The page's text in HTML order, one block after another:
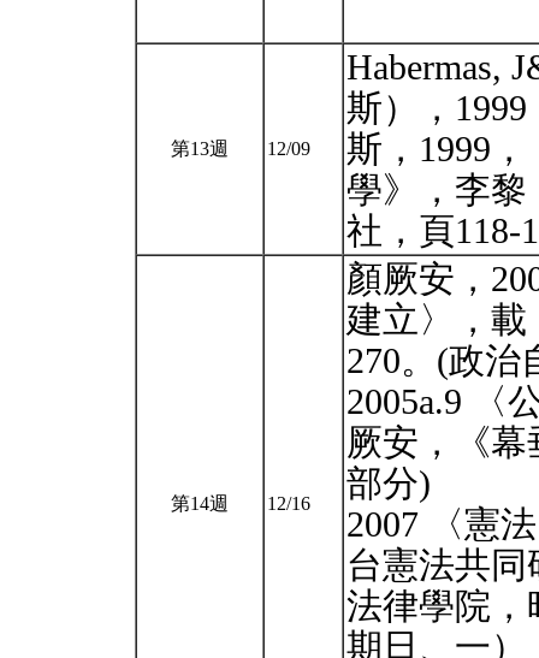
第13週 12/09
Habermas,
斯），
斯，1999
學》，李
社，頁118-
第14週 12/16
顏厥安，
建立〉，載
270。(政治
2005a.9 〈
厥安，《幕
部分)
2007 〈憲
台憲法共
法律學院，
期日、一）